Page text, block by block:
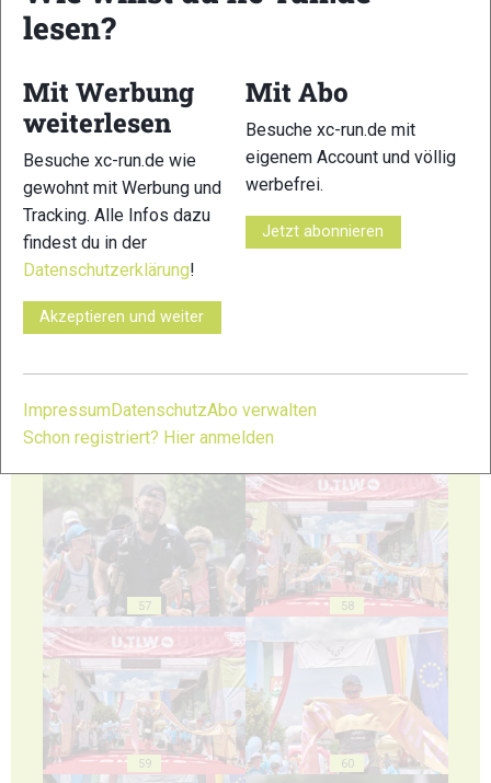
51 52
55
57 58
59 60
lesen?
Mit Werbung
weiterlesen
Besuche xc-run.de wie
gewohnt mit Werbung und
Tracking. Alle Infos dazu
findest du in der
Datenschutzerklärung!
Akzeptieren und weiter
Mit Abo
Besuche xc-run.de mit
eigenem Account und völlig
werbefrei.
Jetzt abonnieren
Impressum DatenschutzAbo verwalten
Schon registriert? Hier anmelden